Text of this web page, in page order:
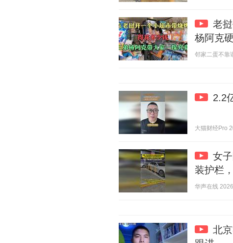
老
杨阿克
邻家二蛋不靠
2.2
大猫财经Pro
女
装护栏
华声在线
北